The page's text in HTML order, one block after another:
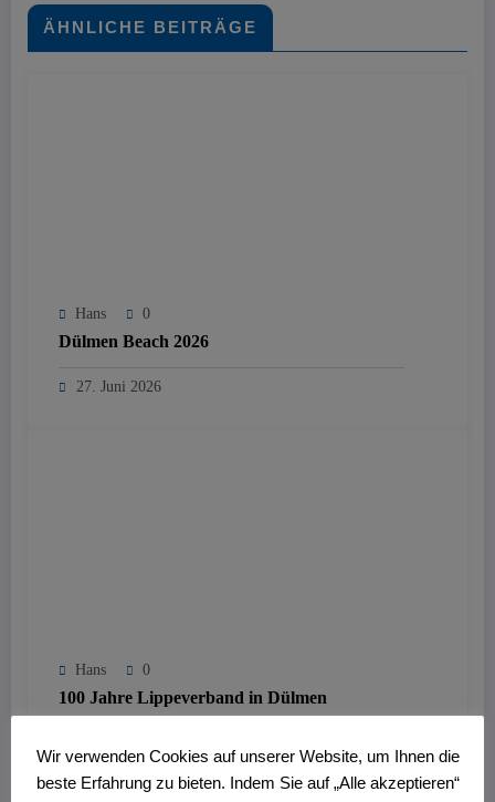
ÄHNLICHE BEITRÄGE
Hans 0
Dülmen Beach 2026
27. Juni 2026
Hans 0
100 Jahre Lippeverband in Dülmen
Wir verwenden Cookies auf unserer Website, um Ihnen die
beste Erfahrung zu bieten. Indem Sie auf „Alle akzeptieren“